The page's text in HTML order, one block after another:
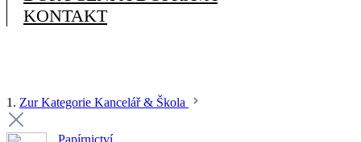
KONTAKT
1. Zur Kategorie Kancelář & Škola
Papírnictví